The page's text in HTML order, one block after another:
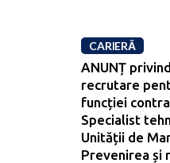
CARIERĂ
ANUNȚ
recrutare
funcției
Specialist
Unității de
Prevenirea și